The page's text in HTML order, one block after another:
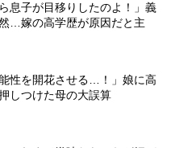
息子が目移りしたのよ！」義
…嫁の高学歴が原因だと主
性を開花させる…！」娘に高
しつけた母の大誤算